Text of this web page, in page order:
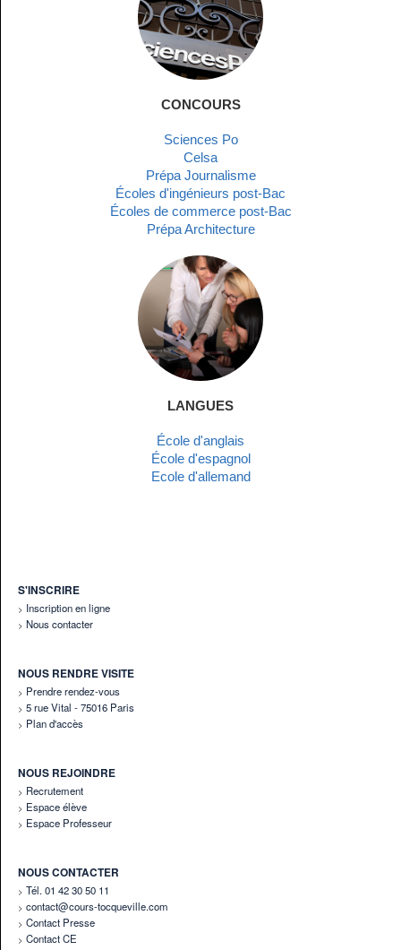
CONCOURS
Sciences Po
Celsa
Prépa Journalisme
Écoles d'ingénieurs post-Bac
Écoles de commerce post-Bac
Prépa Architecture
LANGUES
École d'anglais
École d'espagnol
Ecole d'allemand
S'INSCRIRE
Inscription en ligne
Nous contacter
NOUS RENDRE VISITE
Prendre rendez-vous
5 rue Vital - 75016 Paris
Plan d'accès
NOUS REJOINDRE
Recrutement
Espace élève
Espace Professeur
NOUS CONTACTER
Tél. 01 42 30 50 11
contact@cours-tocqueville.com
Contact Presse
Contact CE